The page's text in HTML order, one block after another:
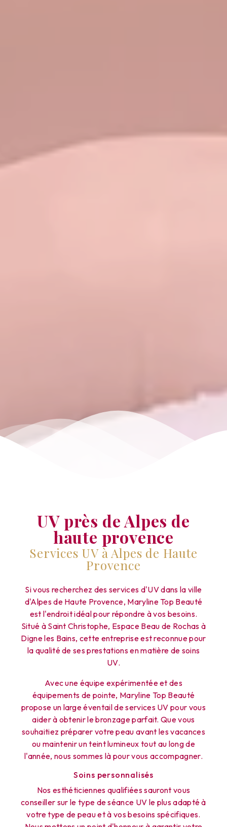
UV près de Alpes de
haute provence
Services UV à Alpes de Haute
Provence
Si vous recherchez des services d'UV dans la ville
d'Alpes de Haute Provence, Maryline Top Beauté
est l'endroit idéal pour répondre à vos besoins.
Situé à Saint Christophe, Espace Beau de Rochas à
Digne les Bains, cette entreprise est reconnue pour
la qualité de ses prestations en matière de soins
UV.
Avec une équipe expérimentée et des
équipements de pointe, Maryline Top Beauté
propose un large éventail de services UV pour vous
aider à obtenir le bronzage parfait. Que vous
souhaitiez préparer votre peau avant les vacances
ou maintenir un teint lumineux tout au long de
l'année, nous sommes là pour vous accompagner.
Soins personnalisés
Nos esthéticiennes qualifiées sauront vous
conseiller sur le type de séance UV le plus adapté à
votre type de peau et à vos besoins spécifiques.